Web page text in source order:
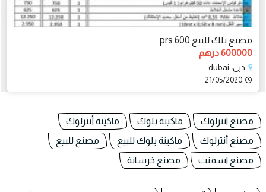
مصنع بلك للبيع prs 600
600000 درهم
دبي، dubai
21/05/2020
مصنع انترلوك ماكينة بلوك
ماكينة أنترلوك
مصنع أنترلوك
ماكينة بلوك للبيع
مصنع للبيع
مصنع اسمنت
مصنع خرسانة